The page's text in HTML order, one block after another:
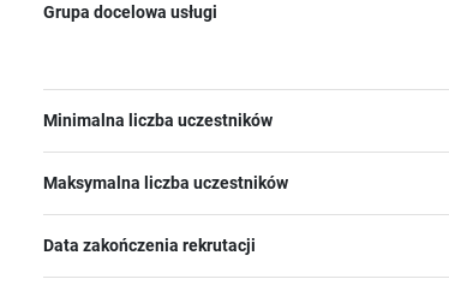
Grupa docelowa usługi
Minimalna liczba uczestników
Maksymalna liczba uczestników
Data zakończenia rekrutacji